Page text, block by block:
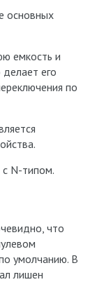
основных
емкость и
его
по
N-типом.
что
умолчанию. В
лишен